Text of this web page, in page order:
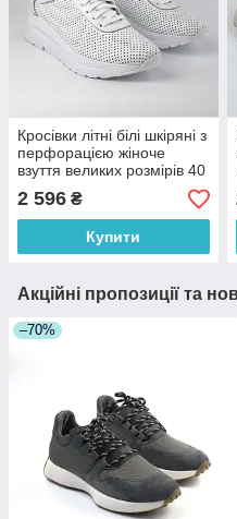
Кросівки літні білі шкіряні з
перфорацією жіноче
взуття великих розмірів 40
41 42 43 44 Rosso
Avangard Mozza White
Perf BS
2 596 ₴
Купити
Акційні пропозиції та
–70%